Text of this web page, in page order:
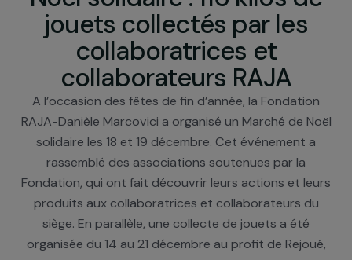
Noël solidaire : 116 kilos
jouets collectés par les
collaboratrices et
collaborateurs RAJA
A l’occasion des fêtes de fin d’année, la
RAJA-Danièle Marcovici a organisé un Marché de
solidaire les 18 et 19 décembre. Cet événement a
rassemblé des associations soutenues par la
Fondation, qui ont fait découvrir leurs actions et
produits aux collaboratrices et collaborateurs